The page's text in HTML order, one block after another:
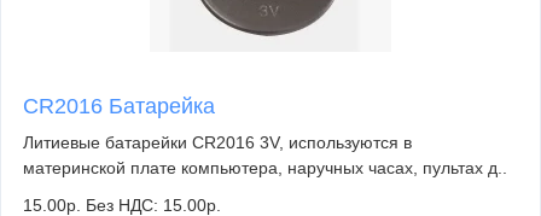
CR2016 Батарейка
Литиевые батарейки CR2016 3V, используются в
материнской плате компьютера, наручных часах, пультах д..
15.00р. Без НДС: 15.00р.